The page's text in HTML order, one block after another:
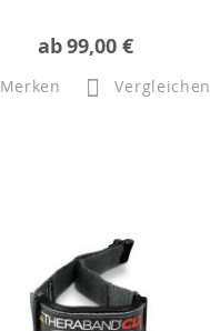
ab99,00 €
Merken Vergleichen